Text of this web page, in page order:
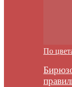
По